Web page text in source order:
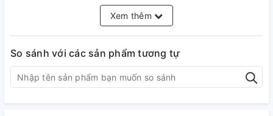
Màn hình bị trầy xước gây mất thẩm mỹ
Xem thêm
So sánh với các sản phẩm tương tự